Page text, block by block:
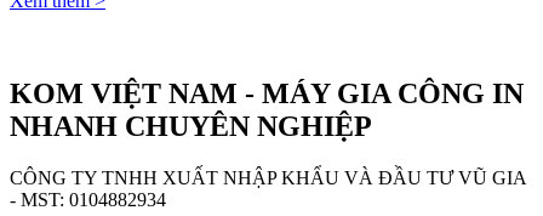
KOM VIỆT NAM - MÁY GIA CÔNG IN
NHANH CHUYÊN NGHIỆP
CÔNG TY TNHH XUẤT NHẬP KHẨU VÀ ĐẦU TƯ VŨ GIA
- MST: 0104882934